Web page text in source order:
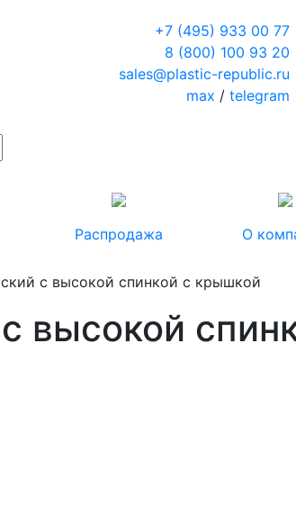
+7 (495) 933 00 77
8 (800) 100 93 20
sales@plastic-republic.ru
max / telegram
Распродажа О
с высокой спинкой с крышкой
высокой